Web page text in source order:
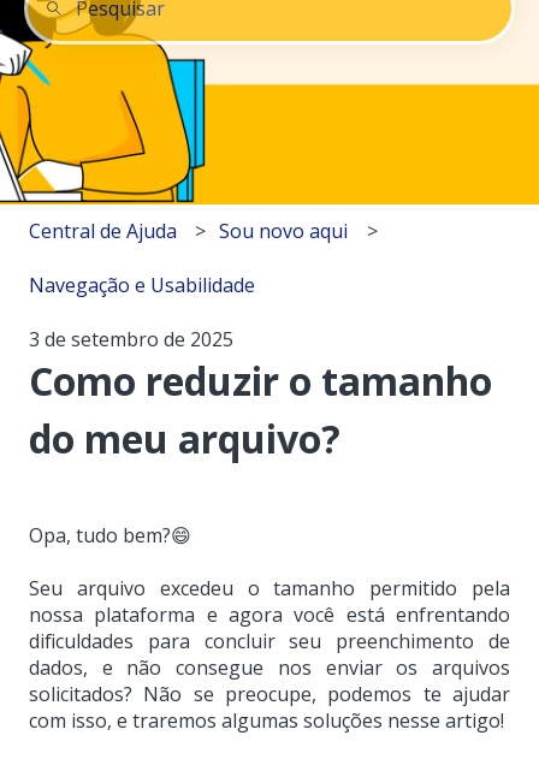
Não há sugestões porque o campo de pesquisa está
Central de Ajuda Sou novo aqui
Navegação e Usabilidade
3 de setembro de 2025
Como reduzir o tamanho
do meu arquivo?
Opa, tudo bem?😄
Seu arquivo excedeu o tamanho permitido pela
nossa plataforma e agora você está enfrentando
dificuldades para concluir seu preenchimento de
dados, e não consegue nos enviar os arquivos
solicitados? Não se preocupe, podemos te ajudar
com isso, e traremos algumas soluções nesse artigo!